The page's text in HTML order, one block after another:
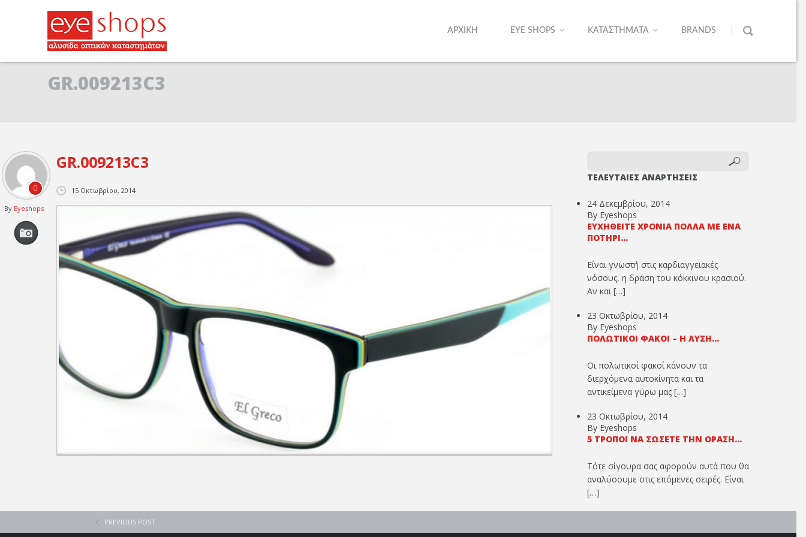
ΑΡΧΙΚΗ EYE SHOPS ΚΑΤΑΣΤΗΜΑΤΑ BRANDS
GR.009213C3
GR.009213C3
0
By Eyeshops
15 Οκτωβρίου, 2014
ΤΕΛΕΥΤΑΙΕΣ ΑΝΑΡΤΗΣΕΙΣ
24 Δεκεμβρίου, 2014
By Eyeshops
ΕΥΧΗΘΕΊΤΕ ΧΡΌΝΙΑ ΠΟΛΛΆ ΜΕ ΈΝΑ
ΠΟΤΉΡΙ...
Είναι γνωστή στις καρδιαγγειακές
νόσους, η δράση του κόκκινου κρασιού.
Αν και […]
23 Οκτωβρίου, 2014
By Eyeshops
ΠΟΛΩΤΙΚΟΊ ΦΑΚΟΊ – Η ΛΎΣΗ...
Οι πολωτικοί φακοί κάνουν τα
διερχόμενα αυτοκίνητα και τα
αντικείμενα γύρω μας […]
23 Οκτωβρίου, 2014
By Eyeshops
5 ΤΡΌΠΟΙ ΝΑ ΣΏΣΕΤΕ ΤΗΝ ΌΡΑΣΉ...
Τότε σίγουρα σας αφορούν αυτά που θα
αναλύσουμε στις επόμενες σειρές. Είναι
[…]
PREVIOUS POST